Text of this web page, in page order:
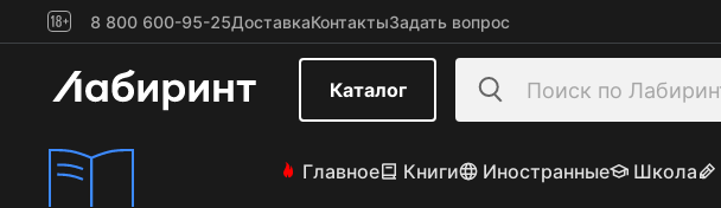
8 800 600-95-25ДоставкаКонтактыЗадать вопрос
Каталог
Главное Книги Иностранные Школа